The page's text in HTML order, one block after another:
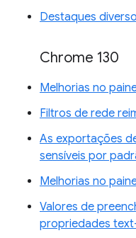
Destaques
Chrome 130
Melhorias no
Filtros de rede
As exportações
sensíveis por
Melhorias no
Valores de
propriedades